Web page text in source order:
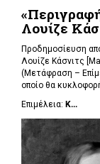
Λουίζε
Προδημοσίευση
Λουίζε Κάσνιτς
(Μετάφραση –
οποίο θα
Επιμέλεια: Κ...